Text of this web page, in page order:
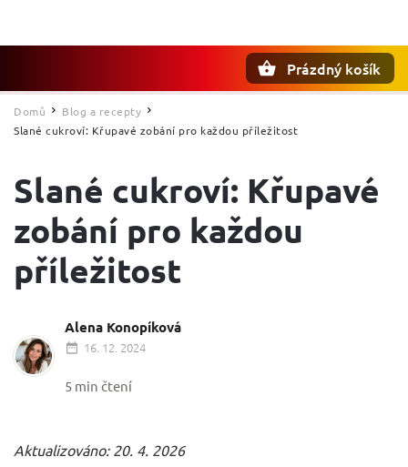
Prázdný košík
Domů / Blog a recepty /
Slané cukroví: Křupavé zobání pro každou příležitost
Slané cukroví: Křupavé
zobání pro každou
příležitost
Alena Konopíková
16. 12. 2024
5 min čtení
Aktualizováno: 20. 4. 2026